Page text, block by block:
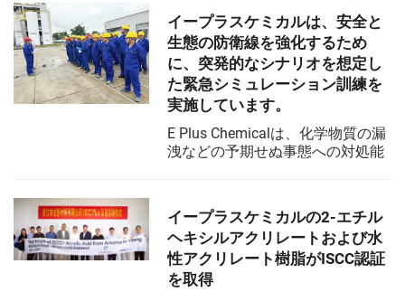
し、OSHA/EPA基準を遵守してチ
ームを保護しましょう。今すぐ完
全な安全ガイドをダウンロードし
てください。
イープラスケミカルは、安全と
生態の防衛線を強化するため
に、突発的なシナリオを想定し
た緊急シミュレーション訓練を
実施しています。
E Plus Chemicalは、化学物質の漏
洩などの予期せぬ事態への対処能
の安全を守るため、最近、化学安
全週間を開催しました。
イープラスケミカルの2-エチル
ヘキシルアクリレートおよび水
性アクリレート樹脂がISCC認証
を取得